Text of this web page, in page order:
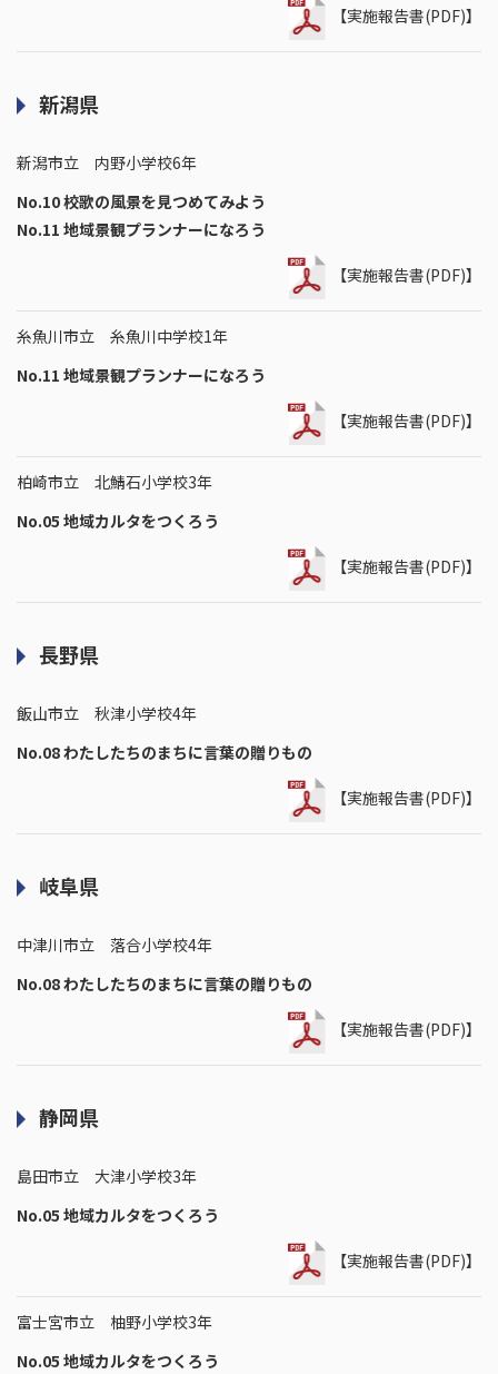
【実施報告書(PDF)】
新潟県
新潟市立 内野小学校6年
No.10 校歌の風景を見つめてみよう
No.11 地域景観プランナーになろう
【実施報告書(PDF)】
糸魚川市立 糸魚川中学校1年
No.11 地域景観プランナーになろう
【実施報告書(PDF)】
柏崎市立 北鯖石小学校3年
No.05 地域カルタをつくろう
【実施報告書(PDF)】
長野県
飯山市立 秋津小学校4年
No.08 わたしたちのまちに言葉の贈りもの
【実施報告書(PDF)】
岐阜県
中津川市立 落合小学校4年
No.08 わたしたちのまちに言葉の贈りもの
【実施報告書(PDF)】
静岡県
島田市立 大津小学校3年
No.05 地域カルタをつくろう
【実施報告書(PDF)】
富士宮市立 柚野小学校3年
No.05 地域カルタをつくろう